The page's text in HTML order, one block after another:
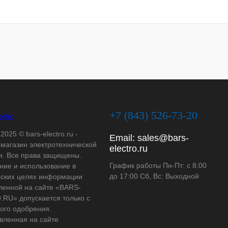
© bars-electro.ru -
электротехнической
Все права защищены.
и использование в
целях информации
на сайте «BARS-
допускается только с
одобрения.
на сайте
+7 (843) 526-73-20
Email: sales@bars-
electro.ru
График работы Пн-Пт: с 8:00
до 17:00 Сб, Вс: Выходной